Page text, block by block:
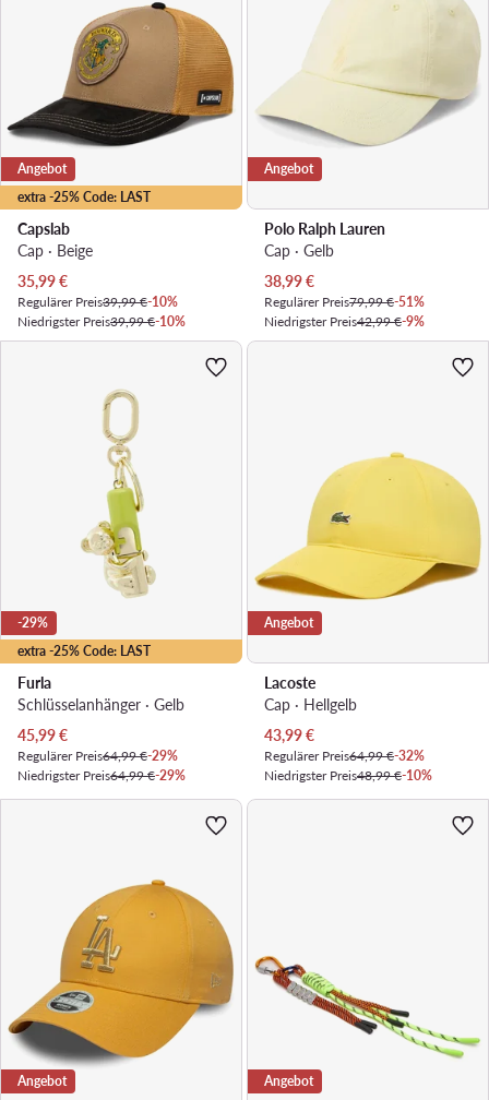
extra -25% Code: LAST
Angebot
Capslab
Cap · Beige
Aktueller Preis
35,99€
Regulärer Preis39,99 €-10%
Niedrigster Preis39,99 €-10%
Angebot
Polo Ralph Lauren
Cap · Gelb
Aktueller Preis
38,99€
Regulärer Preis79,99 €-51%
Niedrigster Preis42,99 €-9%
extra -25% Code: LAST
-29%
Furla
Schlüsselanhänger · Gelb
Aktueller Preis
45,99€
Regulärer Preis64,99 €-29%
Niedrigster Preis64,99 €-29%
Angebot
Lacoste
Cap · Hellgelb
Aktueller Preis
43,99€
Regulärer Preis64,99 €-32%
Niedrigster Preis48,99 €-10%
Angebot Angebot